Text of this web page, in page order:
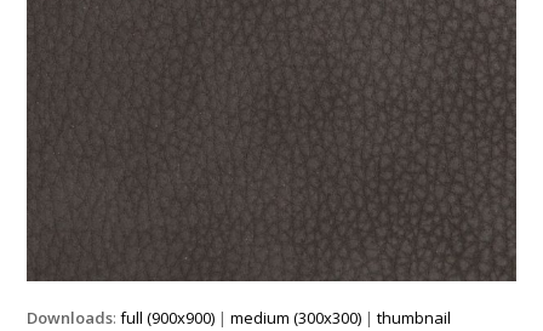
Downloads:full (900x900) |medium (300x300) |thumbnail